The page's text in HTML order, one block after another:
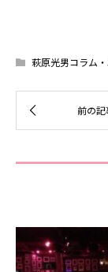
萩原光男コラム